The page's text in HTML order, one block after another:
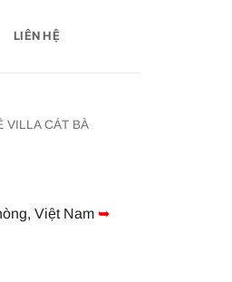
LIÊN HỆ
VILLA CÁT BÀ
Việt Nam ➥